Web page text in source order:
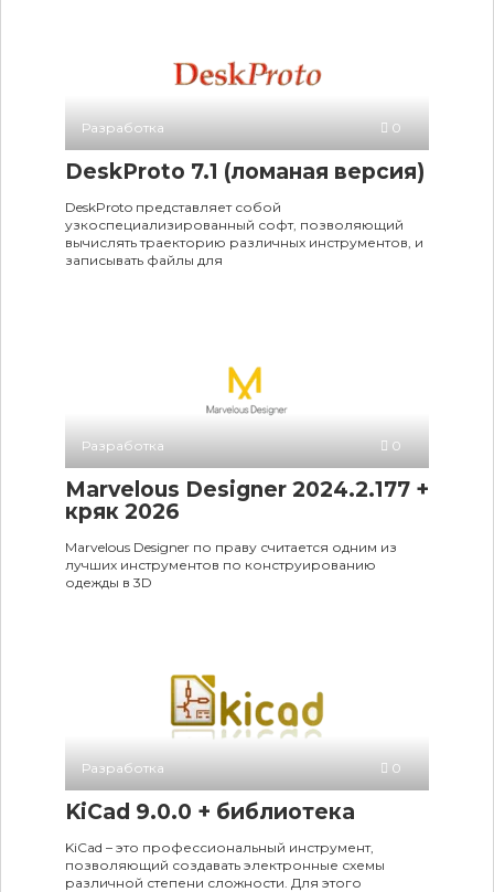
Разработка 0
DeskProto 7.1 (ломаная версия)
DeskProto представляет собой
узкоспециализированный софт, позволяющий
вычислять траекторию различных инструментов, и
записывать файлы для
Разработка 0
Marvelous Designer 2024.2.177 +
кряк 2026
Marvelous Designer по праву считается одним из
лучших инструментов по конструированию
одежды в 3D
Разработка 0
KiCad 9.0.0 + библиотека
KiCad – это профессиональный инструмент,
позволяющий создавать электронные схемы
различной степени сложности. Для этого